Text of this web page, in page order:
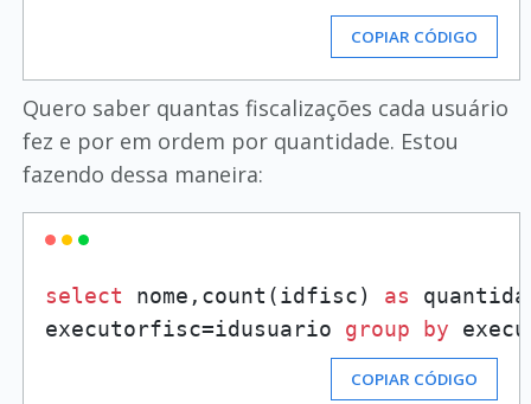
COPIAR CÓDIGO
Quero saber quantas fiscalizações cada usuário
fez e por em ordem por quantidade. Estou
fazendo dessa maneira:
select nome,count(idfisc) as
executorfisc=idusuario group by
COPIAR CÓDIGO